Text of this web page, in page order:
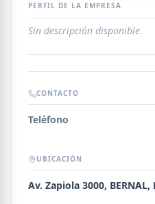
PERFIL DE LA EMPRESA
Sin descripción disponible.
CONTACTO
Teléfono
UBICACIÓN
Av. Zapiola 3000, BERNAL,